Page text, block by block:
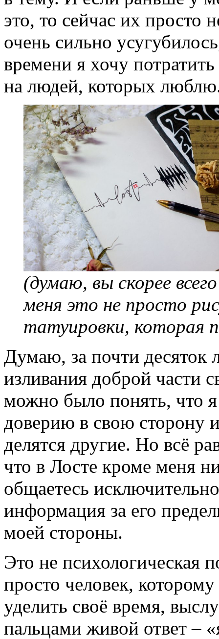
это, то сейчас их просто
очень сильно
времени я хочу
на людей, которых
(думаю, вы скорее
меня это не просто
татуировки, которая
Думаю, за почти десяток
изливания доброй части
можно было понять, что
доверию в свою сторону
делятся другие. Но всё
что в Лосте кроме меня
общаетесь
информация за его
моей стороны.
Это не психологическая
просто человек,
уделить своё время,
пальцами живой ответ –